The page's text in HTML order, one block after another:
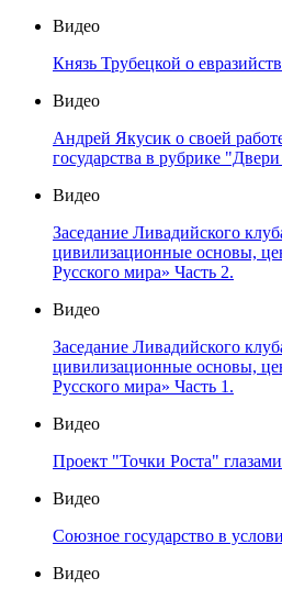
Видео
Князь Трубецкой о
Видео
Андрей Якусик о своей
государства в рубрике
Видео
Заседание Ливадийского
цивилизационные основы,
Русского мира» Часть 2.
Видео
Заседание Ливадийского
цивилизационные основы,
Русского мира» Часть 1.
Видео
Проект "Точки Роста"
Видео
Союзное государство в
Видео